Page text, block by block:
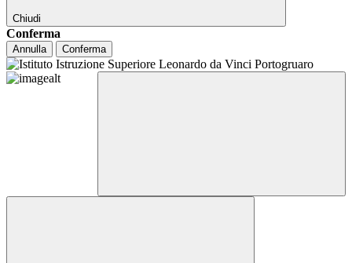
Chiudi
Conferma
Annulla Conferma